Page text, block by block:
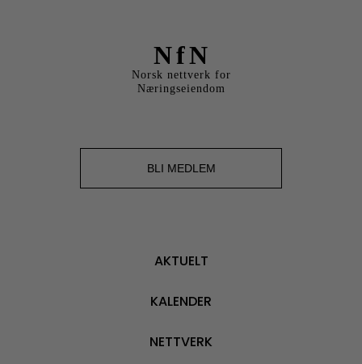
NfN
Norsk nettverk for
Næringseiendom
BLI MEDLEM
AKTUELT
KALENDER
NETTVERK